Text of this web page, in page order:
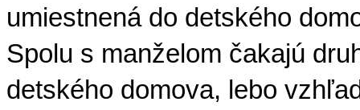
umiestnená do detského
Spolu s manželom čakajú
detského domova, lebo